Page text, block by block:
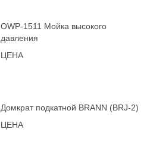
OWP-1511 Мойка высокого
давления
ЦЕНА
Домкрат подкатной BRANN (BRJ-2)
ЦЕНА